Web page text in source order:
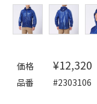
価格 ¥12,320
品番 #2303106